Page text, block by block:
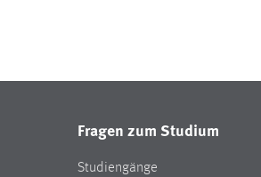
Fragen zum Studium
Studiengänge